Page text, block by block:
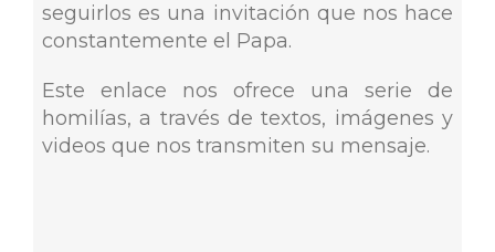
seguirlos es una invitación que nos hace
constantemente el Papa.
Este enlace nos ofrece una serie de
homilías, a través de textos, imágenes y
videos que nos transmiten su mensaje.